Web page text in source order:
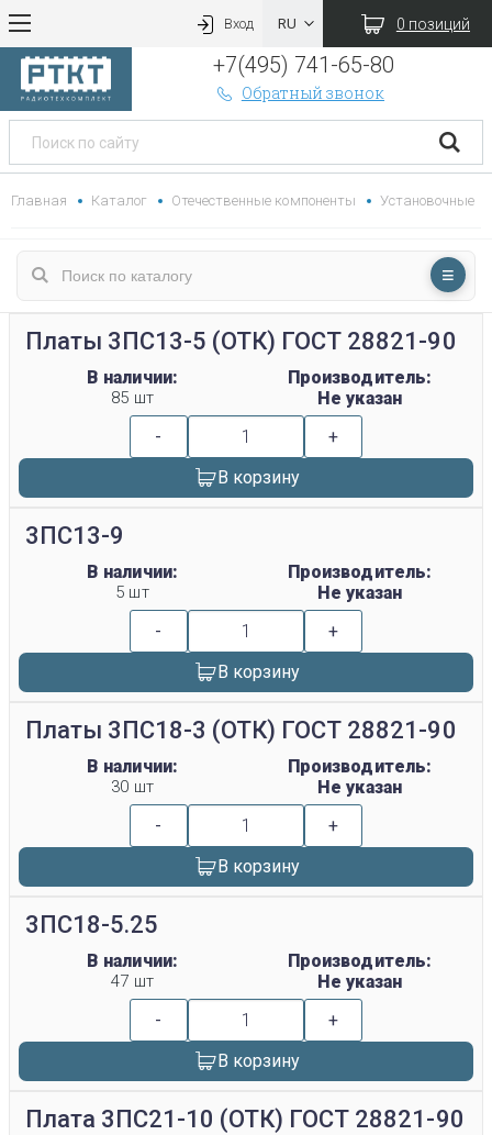
Вход 0 позиций
+7(495) 741-65-80
Обратный звонок
Главная Каталог Отечественные компоненты Установочные
Платы 3ПС13-5 (ОТК) ГОСТ 28821-90
В наличии:
85 шт
Производитель:
Не указан
-
+
В корзину
3ПС13-9
В наличии:
5 шт
Производитель:
Не указан
-
+
В корзину
Платы 3ПС18-3 (ОТК) ГОСТ 28821-90
В наличии:
30 шт
Производитель:
Не указан
-
+
В корзину
3ПС18-5.25
В наличии:
47 шт
Производитель:
Не указан
-
+
В корзину
Плата 3ПС21-10 (ОТК) ГОСТ 28821-90